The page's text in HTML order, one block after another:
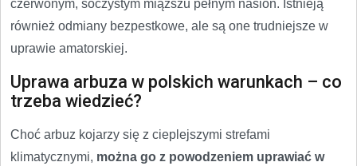
czerwonym, soczystym miąższu pełnym nasion. Istnieją
również odmiany bezpestkowe, ale są one trudniejsze w
uprawie amatorskiej.
Uprawa arbuza w polskich warunkach – co
trzeba wiedzieć?
Choć arbuz kojarzy się z cieplejszymi strefami
klimatycznymi, można go z powodzeniem uprawiać w